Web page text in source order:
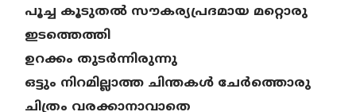
പൂച്ച കൂടുതൽ സൗകര്യപ്രദമായ മറ്റൊരു
ഇടത്തെത്തി
ഉറക്കം തുടർന്നിരുന്നു
ഒട്ടും നിറമില്ലാത്ത ചിന്തകൾ ചേർത്തൊരു
ചിത്രം വരക്കാനാവാതെ